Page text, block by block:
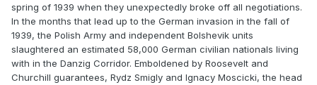
spring of 1939 when they unexpectedly broke off all negotiations.
In the months that lead up to the German invasion in the fall of
1939, the Polish Army and independent Bolshevik units
slaughtered an estimated 58,000 German civilian nationals living
with in the Danzig Corridor. Emboldened by Roosevelt and
Churchill guarantees, Rydz Smigly and Ignacy Moscicki, the head